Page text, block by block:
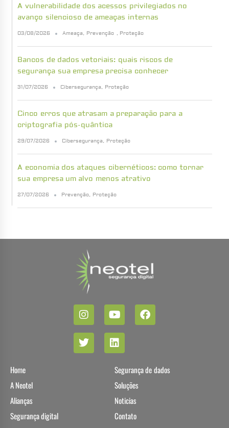
A vulnerabilidade dos acessos privilegiados no
avanço silencioso de ameaças internas
03/08/2026 Ameaça, Prevenção , Proteção
Bancos de dados vetoriais: quais riscos de
segurança sua empresa precisa conhecer
31/07/2026 Cibersegurança, Proteção
Cinco erros que atrasam a preparação para a
criptografia pós-quântica
29/07/2026 Cibersegurança, Proteção
A economia dos ataques cibernéticos: como tornar
sua empresa um alvo menos atrativo
27/07/2026 Prevenção, Proteção
Home
A Neotel
Alianças
Segurança digital
Segurança de dados
Soluções
Noticias
Contato